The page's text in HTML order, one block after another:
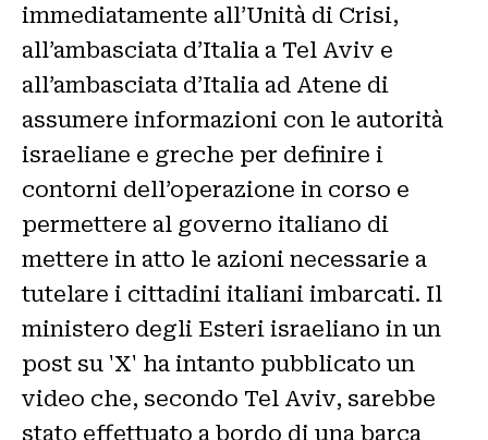
immediatamente all’Unità di Crisi,
all’ambasciata d’Italia a Tel Aviv e
all’ambasciata d’Italia ad Atene di
assumere informazioni con le autorità
israeliane e greche per definire i
contorni dell’operazione in corso e
permettere al governo italiano di
mettere in atto le azioni necessarie a
tutelare i cittadini italiani imbarcati. Il
ministero degli Esteri israeliano in un
post su 'X' ha intanto pubblicato un
video che, secondo Tel Aviv, sarebbe
stato effettuato a bordo di una barca